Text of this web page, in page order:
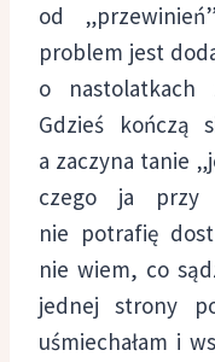
od
problem jest
o nastolatkach
Gdzieś kończą
a zaczyna tanie
czego ja przy
nie potrafię
nie wiem, co
jednej strony
uśmiechałam i